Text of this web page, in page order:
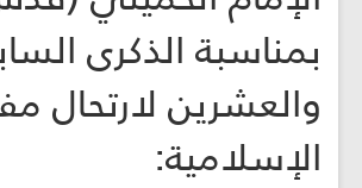
بمناسبة الذكرى
والعشرين لارتحال
الإسلامية: